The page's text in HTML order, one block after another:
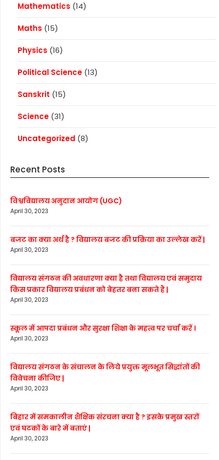
Mathematics (14)
Maths (15)
Physics (16)
Political Science (13)
Sanskrit (15)
Science (31)
Uncategorized (8)
Recent Posts
विश्वविद्यालय अनुदान आयोग (UGC)
April 30, 2023
बजट का क्या अर्थ है ? विद्यालय बजट की प्रक्रिया का उल्लेख करें |
April 30, 2023
विद्यालय संगठन की अवधारणा क्या है तथा विद्यालय एवं समुदाय
किस प्रकार विद्यालय प्रबंधन को बेहतर बना सकते हैं |
April 30, 2023
स्कूल में आपदा प्रबंधन और सुरक्षा शिक्षा के महत्व पर चर्चा करें ।
April 30, 2023
विद्यालय संगठन के संचालन के लिये प्रयुक्त मूलभूत सिद्धांतों की
विवेचना कीजिए |
April 30, 2023
बिहार में समकालीन शैक्षिक संरचना क्या है ? इसके प्रमुख स्तरों
एवं घटकों के बारे में बताएं |
April 30, 2023